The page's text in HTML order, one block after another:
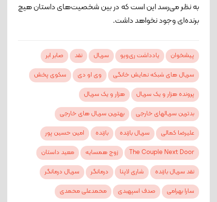
به نظر می‌رسد این است که در بین شخصیت‌های داستان هیچ
برنده‌ای وجود نخواهد داشت.
پیشخوان یادداشت ری‌ویو سریال نقد
صابر ابر
سریال‌ های شبکه نمایش خانگی
وی او دی
سکوی پخش
پرونده هزار و یک سریال
هزار و یک سریال
بدترین سریالهای خارجی
بهترین سریال های خارجی
علیرضا کمالی
سریال بازنده بازنده
امین حسین پور
The Couple Next Door
زوج همسایه
معید داستان
نقد سریال بازنده
شاری لاپنا درمانگر
سریال درمانگر
سارا بهرامی
صدف اسپهبدی
محمدعلی محمدی